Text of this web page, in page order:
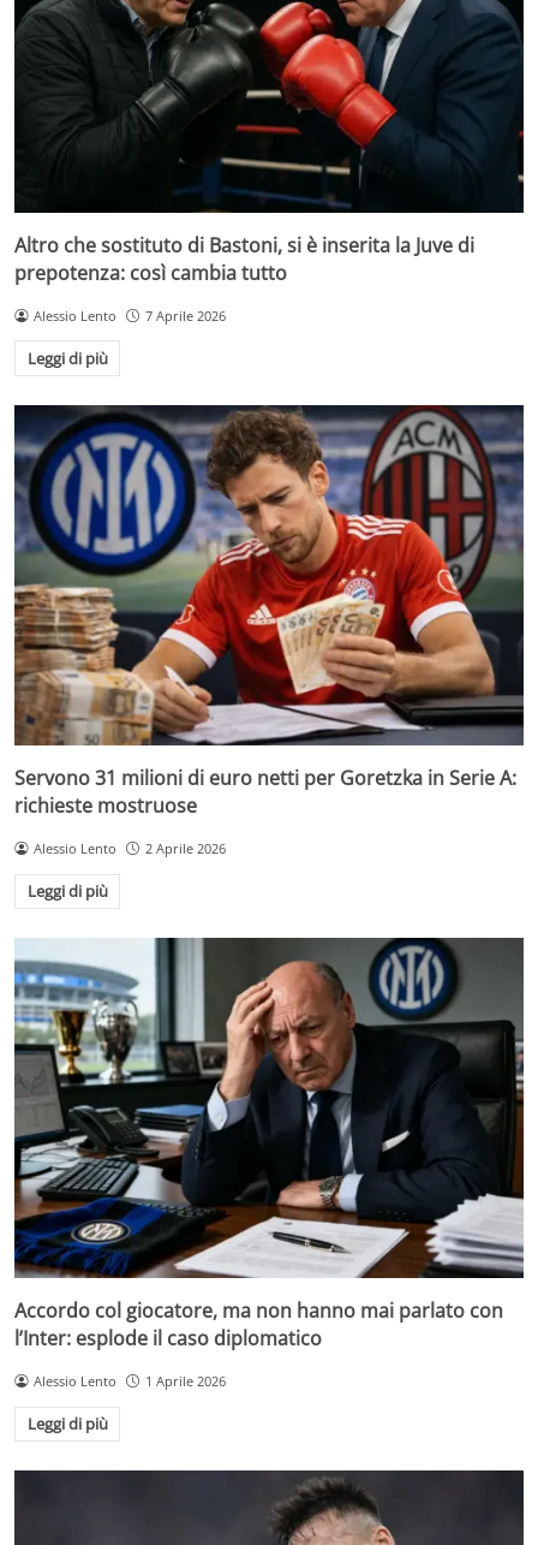
Altro che sostituto di Bastoni, si è inserita la Juve di
prepotenza: così cambia tutto
Alessio Lento 7 Aprile 2026
Leggi di più
Servono 31 milioni di euro netti per Goretzka in Serie A:
richieste mostruose
Alessio Lento 2 Aprile 2026
Leggi di più
Accordo col giocatore, ma non hanno mai parlato con
l’Inter: esplode il caso diplomatico
Alessio Lento 1 Aprile 2026
Leggi di più